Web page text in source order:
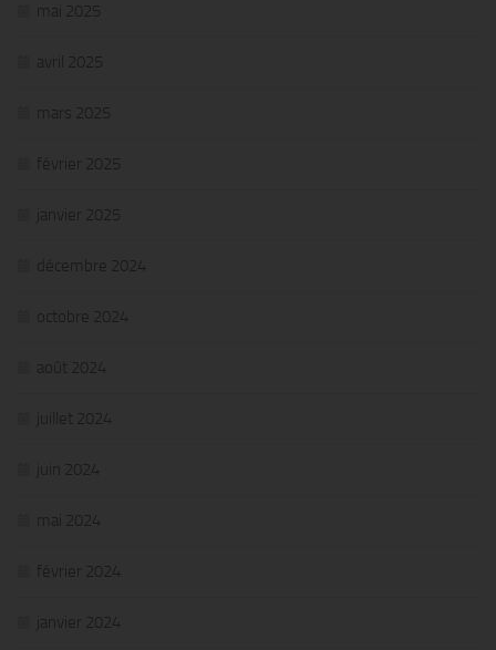
mai 2025
avril 2025
mars 2025
février 2025
janvier 2025
décembre 2024
octobre 2024
août 2024
juillet 2024
juin 2024
mai 2024
février 2024
janvier 2024